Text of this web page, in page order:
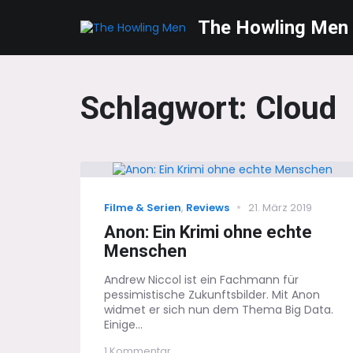
The Howling Men
Schlagwort: Cloud
Categories
Filme & Serien, Reviews
Posted
21. März 2019
Anon: Ein Krimi ohne echte
Menschen
Andrew Niccol ist ein Fachmann für
pessimistische Zukunftsbilder. Mit Anon
widmet er sich nun dem Thema Big Data.
Einige...
zu